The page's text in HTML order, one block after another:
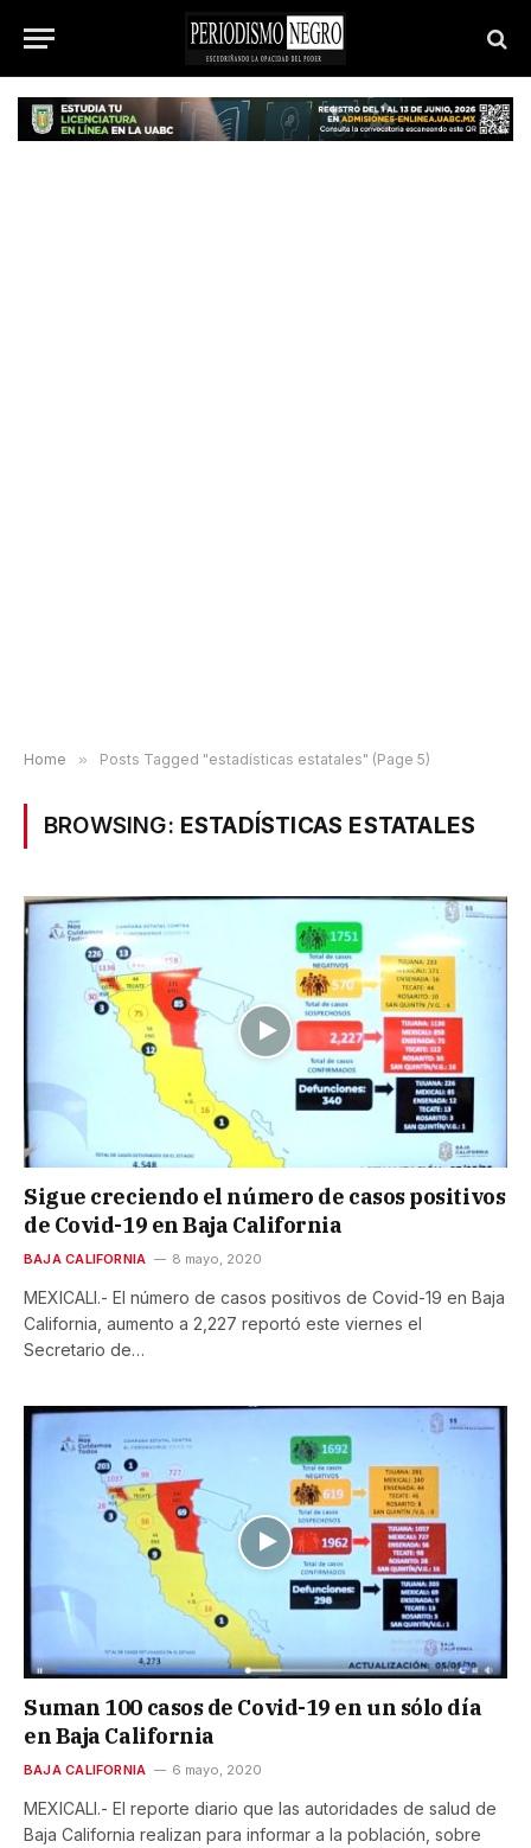
Home » Posts Tagged "estadísticas estatales" (Page 5)
BROWSING: ESTADÍSTICAS ESTATALES
Sigue creciendo el número de casos positivos
de Covid-19 en Baja California
BAJA CALIFORNIA 8 mayo, 2020
MEXICALI.- El número de casos positivos de Covid-19 en Baja
California, aumento a 2,227 reportó este viernes el
Secretario de…
Suman 100 casos de Covid-19 en un sólo día
en Baja California
BAJA CALIFORNIA 6 mayo, 2020
MEXICALI.- El reporte diario que las autoridades de salud de
Baja California realizan para informar a la población, sobre